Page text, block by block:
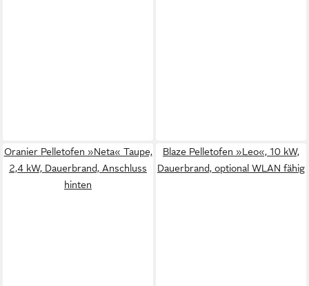
Oranier Pelletofen »Neta« Taupe,
2,4 kW, Dauerbrand, Anschluss
hinten
Blaze Pelletofen »Leo«, 10 kW,
Dauerbrand, optional WLAN fähig